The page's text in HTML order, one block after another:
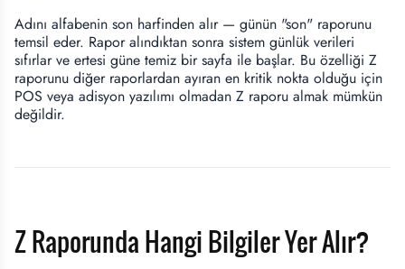
Adını alfabenin son harfinden alır — günün "son" raporunu
temsil eder. Rapor alındıktan sonra sistem günlük verileri
sıfırlar ve ertesi güne temiz bir sayfa ile başlar. Bu özelliği Z
raporunu diğer raporlardan ayıran en kritik nokta olduğu için
POS veya adisyon yazılımı olmadan Z raporu almak mümkün
değildir.
Z Raporunda Hangi Bilgiler Yer Alır?